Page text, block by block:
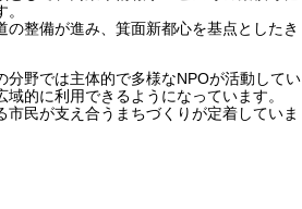
整備が進み、箕面新都心を基点としたき
野では主体的で多様なNPOが活動してい
的に利用できるようになっています。
民が支え合うまちづくりが定着していま